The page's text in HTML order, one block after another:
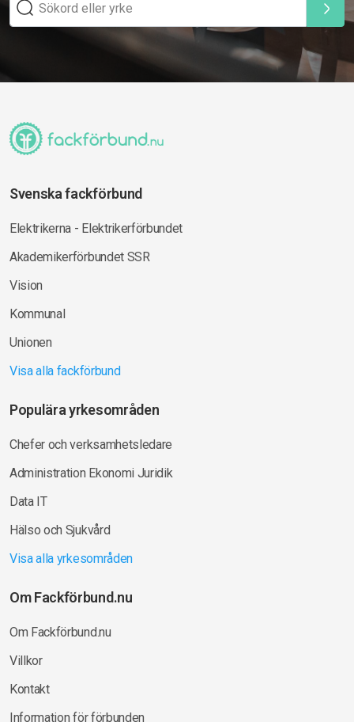
Svenska fackförbund
Elektrikerna - Elektrikerförbundet
Akademikerförbundet SSR
Vision
Kommunal
Unionen
Visa alla fackförbund
Populära yrkesområden
Chefer och verksamhetsledare
Administration Ekonomi Juridik
Data IT
Hälso och Sjukvård
Visa alla yrkesområden
Om Fackförbund.nu
Om Fackförbund.nu
Villkor
Kontakt
Information för förbunden